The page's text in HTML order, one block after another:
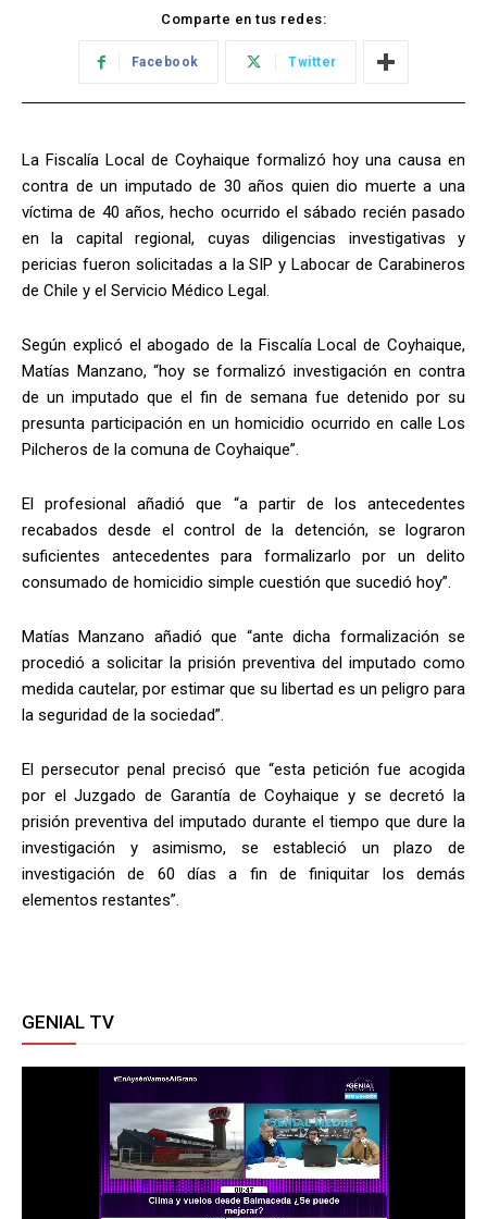
Comparte en tus redes:
Facebook Twitter
La Fiscalía Local de Coyhaique formalizó hoy una causa en
contra de un imputado de 30 años quien dio muerte a una
víctima de 40 años, hecho ocurrido el sábado recién pasado
en la capital regional, cuyas diligencias investigativas y
pericias fueron solicitadas a la SIP y Labocar de Carabineros
de Chile y el Servicio Médico Legal.
Según explicó el abogado de la Fiscalía Local de Coyhaique,
Matías Manzano, “hoy se formalizó investigación en contra
de un imputado que el fin de semana fue detenido por su
presunta participación en un homicidio ocurrido en calle Los
Pilcheros de la comuna de Coyhaique”.
El profesional añadió que “a partir de los antecedentes
recabados desde el control de la detención, se lograron
suficientes antecedentes para formalizarlo por un delito
consumado de homicidio simple cuestión que sucedió hoy”.
Matías Manzano añadió que “ante dicha formalización se
procedió a solicitar la prisión preventiva del imputado como
medida cautelar, por estimar que su libertad es un peligro para
la seguridad de la sociedad”.
El persecutor penal precisó que “esta petición fue acogida
por el Juzgado de Garantía de Coyhaique y se decretó la
prisión preventiva del imputado durante el tiempo que dure la
investigación y asimismo, se estableció un plazo de
investigación de 60 días a fin de finiquitar los demás
elementos restantes”.
GENIAL TV